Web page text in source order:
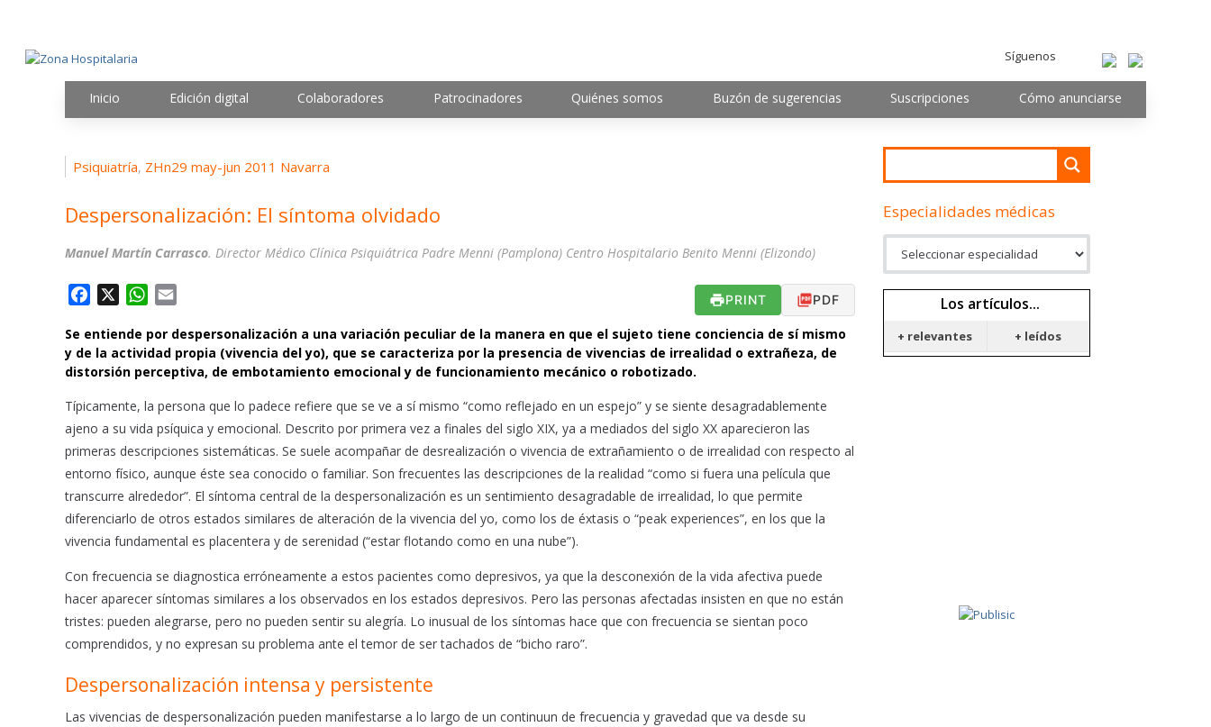
Síguenos
Inicio Edición digital Colaboradores Patrocinadores Quiénes somos Buzón de sugerencias Suscripciones Cómo anunciarse
Psiquiatría, ZHn29 may-jun 2011 Navarra
Despersonalización: El síntoma olvidado
Manuel Martín Carrasco. Director Médico Clínica Psiquiátrica Padre Menni (Pamplona) Centro Hospitalario Benito Menni (Elizondo)
c
e
b
o
o
k
W
a
t
s
A
p
p
a
i
l
PRINT PDF
Se entiende por despersonalización a una variación peculiar de la manera en que el sujeto tiene conciencia de sí mismo
y de la actividad propia (vivencia del yo), que se caracteriza por la presencia de vivencias de irrealidad o extrañeza, de
distorsión perceptiva, de embotamiento emocional y de funcionamiento mecánico o robotizado.
Típicamente, la persona que lo padece refiere que se ve a sí mismo “como reflejado en un espejo” y se siente desagradablemente
ajeno a su vida psíquica y emocional. Descrito por primera vez a finales del siglo XIX, ya a mediados del siglo XX aparecieron las
primeras descripciones sistemáticas. Se suele acompañar de desrealización o vivencia de extrañamiento o de irrealidad con respecto al
entorno físico, aunque éste sea conocido o familiar. Son frecuentes las descripciones de la realidad “como si fuera una película que
transcurre alrededor”. El síntoma central de la despersonalización es un sentimiento desagradable de irrealidad, lo que permite
diferenciarlo de otros estados similares de alteración de la vivencia del yo, como los de éxtasis o “peak experiences”, en los que la
vivencia fundamental es placentera y de serenidad (“estar flotando como en una nube”).
Con frecuencia se diagnostica erróneamente a estos pacientes como depresivos, ya que la desconexión de la vida afectiva puede
hacer aparecer síntomas similares a los observados en los estados depresivos. Pero las personas afectadas insisten en que no están
tristes: pueden alegrarse, pero no pueden sentir su alegría. Lo inusual de los síntomas hace que con frecuencia se sientan poco
comprendidos, y no expresan su problema ante el temor de ser tachados de “bicho raro”.
Despersonalización intensa y persistente
Las vivencias de despersonalización pueden manifestarse a lo largo de un continuun de frecuencia y gravedad que va desde su
Especialidades médicas
Los artículos...
+ relevantes + leídos